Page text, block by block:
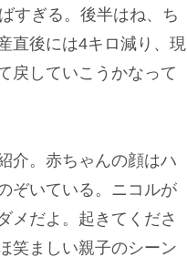
すぎる。後半はね、ち
直後には4キロ減り、現
戻していこうかなって
介。赤ちゃんの顔はハ
ぞいている。ニコルが
メだよ。起きてくださ
笑ましい親子のシーン